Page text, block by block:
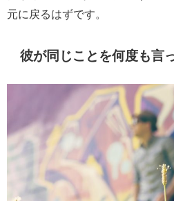
元に戻るはずです。
彼が同じことを何度も言